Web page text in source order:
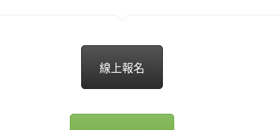
線上報名